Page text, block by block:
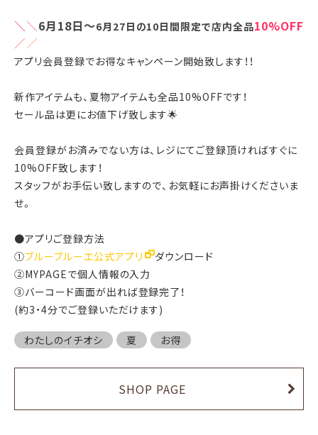
＼＼6月18日～6月 27日の10日間限定で店内全品10%OFF
／／
アプリ会員登録でお得なキャンペーン開始致します！！
新作アイテムも、夏物アイテムも全品10%OFFです！
セール品は更にお値下げ致します🌟
会員登録がお済みでない方は、レジにてご登録頂ければすぐに
10%OFF致します！
スタッフがお手伝い致しますので、お気軽にお声掛けくださいま
せ。
●アプリご登録方法
①ブルーブルーエ公式アプリ
ダウンロード
②MYPAGEで個人情報の入力
③バーコード画面が出れば登録完了！
(約3・4分でご登録いただけます)
わたしのイチオシ 夏 お得
SHOP PAGE